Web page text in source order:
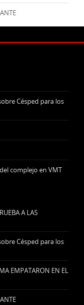
Césped para los
complejo en VMT
A LAS
Césped para los
EMPATARON EN EL